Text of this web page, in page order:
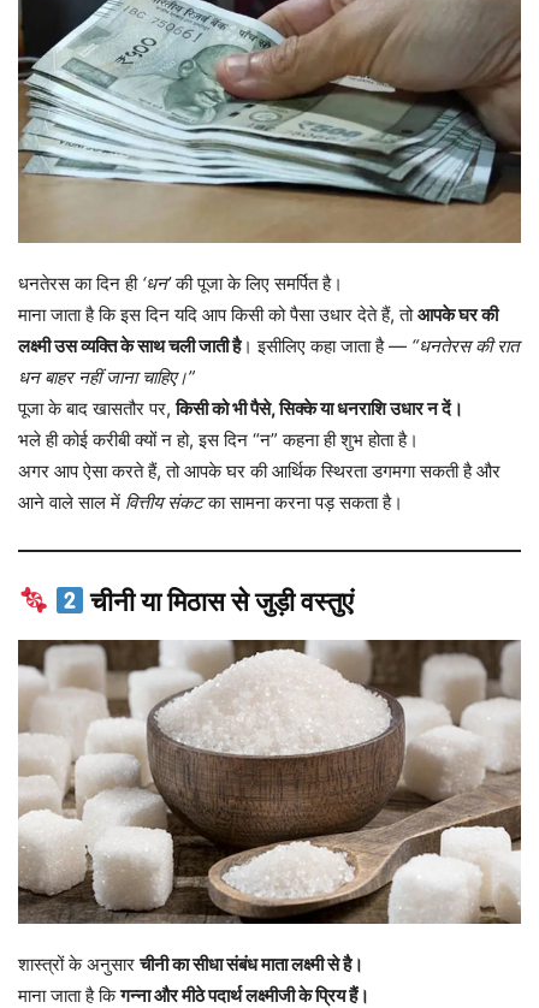
धनतेरस का दिन ही ‘धन’की पूजा के लिए समर्पित है।
माना जाता है कि इस दिन यदि आप किसी को पैसा उधार देते हैं, तोआपके घर की
लक्ष्मी उस व्यक्ति के साथ चली जाती है। इसीलिए कहा जाता है — “धनतेरस की रात
धन बाहर नहीं जाना चाहिए।”
पूजा के बाद खासतौर पर,किसी को भी पैसे, सिक्के या धनराशि उधार न दें।
भले ही कोई करीबी क्यों न हो, इस दिन “न” कहना ही शुभ होता है।
अगर आप ऐसा करते हैं, तो आपके घर की आर्थिक स्थिरता डगमगा सकती है और
आने वाले साल में वित्तीय संकटका सामना करना पड़ सकता है।
चीनी या मिठास से जुड़ी वस्तुएं
शास्त्रों के अनुसारचीनी का सीधा संबंध माता लक्ष्मी से है।
माना जाता है किगन्ना और मीठे पदार्थ लक्ष्मीजी के प्रिय हैं।